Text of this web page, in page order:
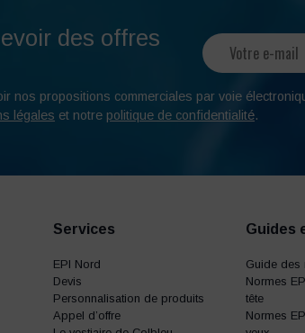
des offres
nos propositions commerciales par voie
légales et notre politique de confidentialité.
Services
EPI Nord
Devis
Personnalisation de produits
Appel d’offre
Guides
Guide des
Normes
tête
Normes